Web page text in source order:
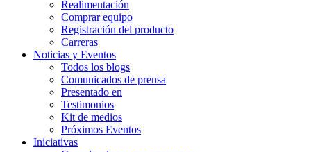
Realimentación
Comprar equipo
Registración del producto
Carreras
Noticias y Eventos
Todos los blogs
Comunicados de prensa
Presentado en
Testimonios
Kit de medios
Próximos Eventos
Iniciativas